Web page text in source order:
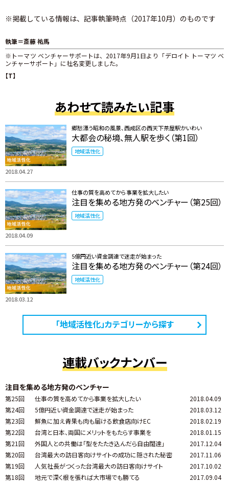
※掲載している情報は、記事執筆時点（2017年10月）のものです
執筆＝斎藤 祐馬
※トーマツ ベンチャーサポートは、2017年9月1日より「デロイト トーマツ ベ
ンチャーサポート」に社名変更しました。
【T】
あわせて読みたい記事
2018.04.27
郷愁漂う昭和の風景、西成区の西天下茶屋駅かいわい
大都会の秘境、無人駅を歩く（第1回）
地域活性化
2018.04.09
仕事の質を高めてから事業を拡大したい
注目を集める地方発のベンチャー（第25回）
地域活性化
2018.03.12
5億円近い資金調達で迷走が始まった
注目を集める地方発のベンチャー（第24回）
地域活性化
「地域活性化」カテゴリーから探す
連載バックナンバー
注目を集める地方発のベンチャー
第25回 仕事の質を高めてから事業を拡大したい
2018.04.09
第24回
5億円近い資金調達で迷走が始まった
2018.03.12
第23回
鮮魚に加え青果も肉も届ける飲食店向けEC
2018.02.19
第22回
台湾と日本、両国にメリットをもたらす事業を
2018.01.15
第21回
外国人との共働は「型をたたき込んだら自由闊達」
2017.12.04
第20回
台湾最大の訪日客向けサイトの成功に隠された秘密
2017.11.06
第19回
人気社長がつくった台湾最大の訪日客向けサイト
2017.10.02
第18回
地元で深く根を張れば大市場でも勝てる
2017.09.04